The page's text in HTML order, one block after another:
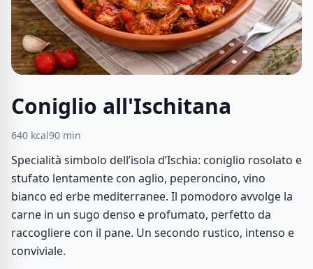
Coniglio all'Ischitana
640 kcal90 min
Specialità simbolo dell’isola d’Ischia: coniglio rosolato e
stufato lentamente con aglio, peperoncino, vino
bianco ed erbe mediterranee. Il pomodoro avvolge la
carne in un sugo denso e profumato, perfetto da
raccogliere con il pane. Un secondo rustico, intenso e
conviviale.